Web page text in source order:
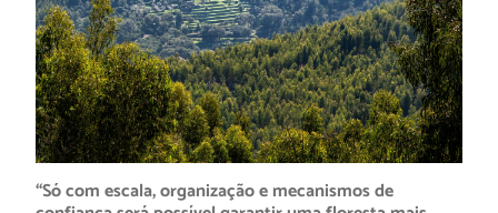
“Só com escala, organização e mecanismos de